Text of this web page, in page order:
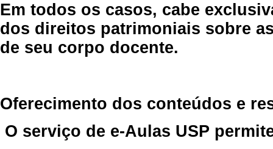
Em todos os casos, cabe
dos direitos patrimoniais sobre
de seu corpo docente.
Oferecimento dos conteúdos e
O serviço de e-Aulas USP